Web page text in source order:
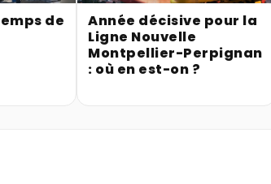
de
Année décisive pour la
Ligne Nouvelle
Montpellier-Perpignan
: où en est-on ?